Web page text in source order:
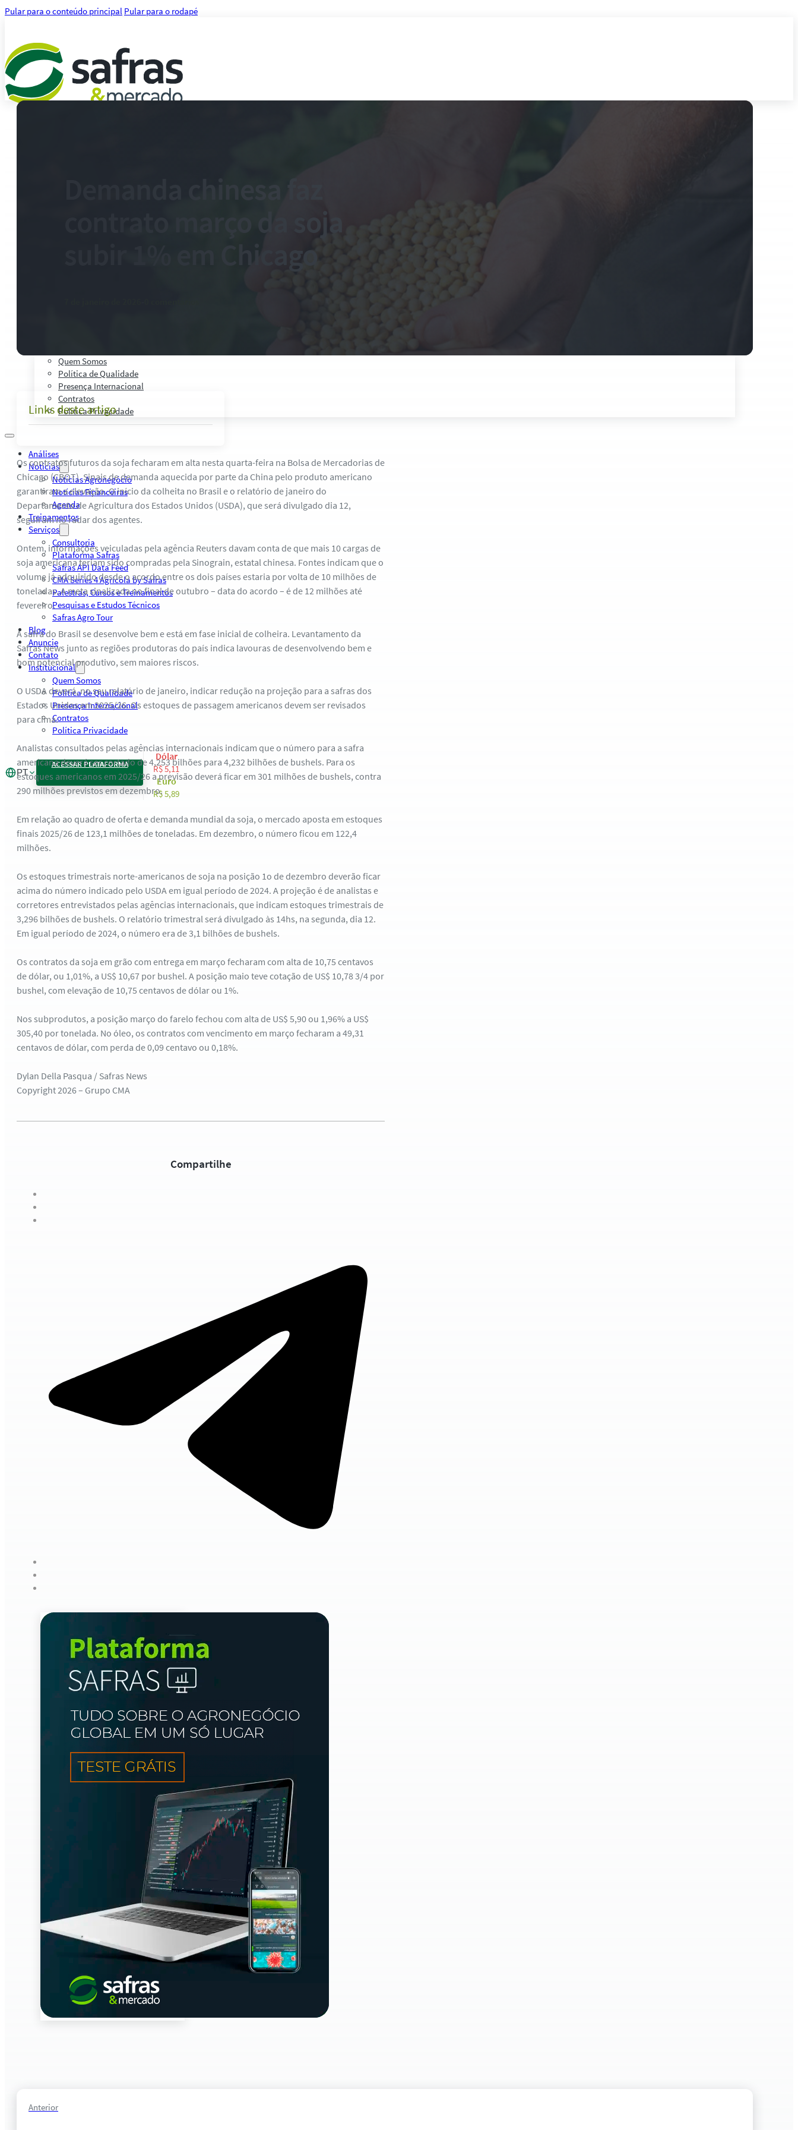
Pular para o conteúdo principal Pular para o rodapé
Quem Somos
Política de Qualidade
Presença Internacional
Contratos
Política Privacidade
Análises
Notícias
Notícias Agronegócio
Notícias Financeiras
Agenda
Treinamentos
Serviços
Consultoria
Plataforma Safras
Safras API Data Feed
CMA Series 4 Agrícola by Safras
Palestras, Cursos e Treinamentos
Pesquisas e Estudos Técnicos
Safras Agro Tour
Blog
Anuncie
Contato
Institucional
Quem Somos
Política de Qualidade
Presença Internacional
Contratos
Política Privacidade
PT
ACESSAR PLATAFORMA
Dólar
R$ 5,11
Euro
R$ 5,89
contrato março da soja
Links deste artigo
Os contratos futuros da soja fecharam em alta nesta quarta-feira na Bolsa de Mercadorias de
Chicago (CBOT). Sinais de demanda aquecida por parte da China pelo produto americano
garantiram a elevação. O início da colheita no Brasil e o relatório de janeiro do
Departamento de Agricultura dos Estados Unidos (USDA), que será divulgado dia 12,
seguiram no radar dos agentes.
Ontem, informações veiculadas pela agência Reuters davam conta de que mais 10 cargas de
soja americana teriam sido compradas pela Sinograin, estatal chinesa. Fontes indicam que o
volume já adquirido desde o acordo entre os dois países estaria por volta de 10 milhões de
toneladas. A meta sinalizada no final de outubro – data do acordo – é de 12 milhões até
fevereiro.
A safra do Brasil se desenvolve bem e está em fase inicial de colheira. Levantamento da
Safras News junto as regiões produtoras do país indica lavouras de desenvolvendo bem e
bom potencial produtivo, sem maiores riscos.
O USDA deverá, no seu relatório de janeiro, indicar redução na projeção para a safras dos
Estados Unidos em 2025/26. Os estoques de passagem americanos devem ser revisados
para cima.
Analistas consultados pelas agências internacionais indicam que o número para a safra
americana deverá ser cortado de 4,253 bilhões para 4,232 bilhões de bushels. Para os
estoques americanos em 2025/26 a previsão deverá ficar em 301 milhões de bushels, contra
290 milhões previstos em dezembro.
Em relação ao quadro de oferta e demanda mundial da soja, o mercado aposta em estoques
finais 2025/26 de 123,1 milhões de toneladas. Em dezembro, o número ficou em 122,4
milhões.
Os estoques trimestrais norte-americanos de soja na posição 1o de dezembro deverão ficar
acima do número indicado pelo USDA em igual período de 2024. A projeção é de analistas e
corretores entrevistados pelas agências internacionais, que indicam estoques trimestrais de
3,296 bilhões de bushels. O relatório trimestral será divulgado às 14hs, na segunda, dia 12.
Em igual período de 2024, o número era de 3,1 bilhões de bushels.
Os contratos da soja em grão com entrega em março fecharam com alta de 10,75 centavos
de dólar, ou 1,01%, a US$ 10,67 por bushel. A posição maio teve cotação de US$ 10,78 3/4 por
bushel, com elevação de 10,75 centavos de dólar ou 1%.
Nos subprodutos, a posição março do farelo fechou com alta de US$ 5,90 ou 1,96% a US$
305,40 por tonelada. No óleo, os contratos com vencimento em março fecharam a 49,31
centavos de dólar, com perda de 0,09 centavo ou 0,18%.
Dylan Della Pasqua / Safras News
Copyright 2026 – Grupo CMA
Compartilhe
Anterior